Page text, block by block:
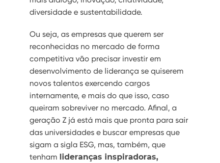
diversidade e sustentabilidade.
Ou seja, as empresas que querem ser
reconhecidas no mercado de forma
competitiva vão precisar investir em
desenvolvimento de liderança se quiserem
novos talentos exercendo cargos
internamente, e mais do que isso, caso
queiram sobreviver no mercado. Afinal, a
geração Z já está mais que pronta para sair
das universidades e buscar empresas que
sigam a sigla ESG, mas, também, que
tenham lideranças inspiradoras,